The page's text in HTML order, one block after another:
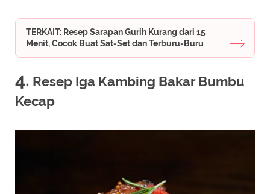
TERKAIT: Resep Sarapan Gurih Kurang dari 15
Menit, Cocok Buat Sat-Set dan Terburu-Buru
4. Resep Iga Kambing Bakar Bumbu
Kecap